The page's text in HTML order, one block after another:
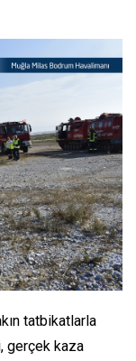
tatbikatlarla
gerçek kaza